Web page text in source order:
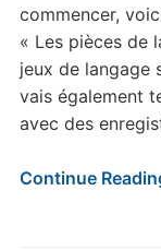
commencer,
« Les pièces de
jeux de langage
vais également
avec des
Continue